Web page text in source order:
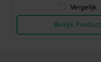
Vergelijk
Bekijk Product